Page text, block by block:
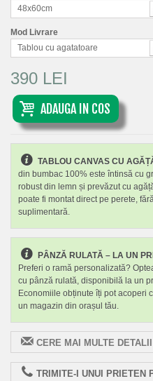
48x60cm
Mod Livrare
Tablou cu agatatoare
390 LEI
ADAUGA IN COS
TABLOU CANVAS CU
din bumbac 100% este întinsă cu
robust din lemn și prevăzut cu
poate fi montat direct pe perete,
suplimentară.
PÂNZĂ RULATĂ – LA UN
Preferi o ramă personalizată?
cu pânză rulată, disponibilă la un
Economiile obținute îți pot acoperi
un magazin din orașul tău.
CERE MAI MULTE DETALII
TRIMITE-I UNUI PRIETEN